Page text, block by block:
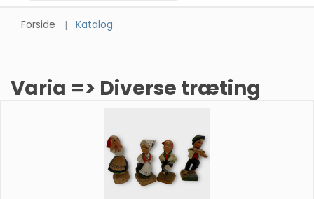
Forside Katalog
Varia => Diverse træting